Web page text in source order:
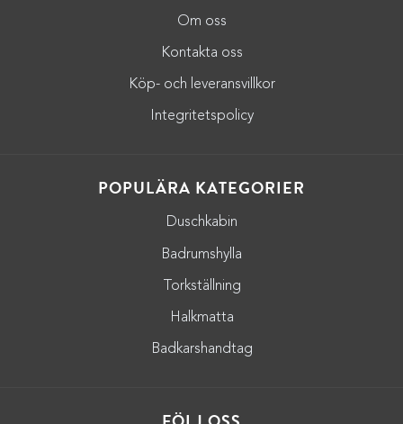
Om oss
Kontakta oss
Köp- och leveransvillkor
Integritetspolicy
POPULÄRA KATEGORIER
Duschkabin
Badrumshylla
Torkställning
Halkmatta
Badkarshandtag